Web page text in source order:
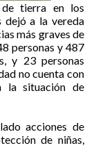
de tierra en los
dejó a la vereda
más graves de
personas y 487
y 23 personas
no cuenta con
la situación de
acciones de
de niñas,